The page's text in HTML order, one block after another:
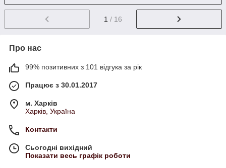
1 / 16
Про нас
99% позитивних з 101 відгука за рік
Працює з 30.01.2017
м. Харків
Харків, Україна
Контакти
Сьогодні вихідний
Показати весь графік роботи